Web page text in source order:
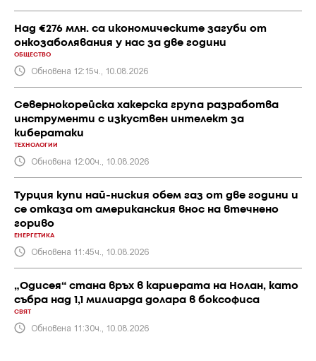
Над €276 млн. са икономическите загуби от
онкозаболявания у нас за две години
ОБЩЕСТВО
Обновена 12:15ч., 10.08.2026
Севернокорейска хакерска група разработва
инструменти с изкуствен интелект за
кибератаки
ТЕХНОЛОГИИ
Обновена 12:00ч., 10.08.2026
Турция купи най-ниския обем газ от две години и
се отказа от американския внос на втечнено
гориво
ЕНЕРГЕТИКА
Обновена 11:45ч., 10.08.2026
„Одисея“ стана връх в кариерата на Нолан, като
събра над 1,1 милиарда долара в боксофиса
СВЯТ
Обновена 11:30ч., 10.08.2026